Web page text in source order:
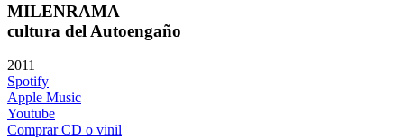
MILENRAMA
cultura del Autoengaño
2011
Spotify
Apple Music
Youtube
Comprar CD o vinil